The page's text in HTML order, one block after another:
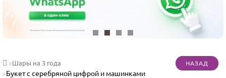
Шары на 3 года
Букет с серебряной цифрой и машинками